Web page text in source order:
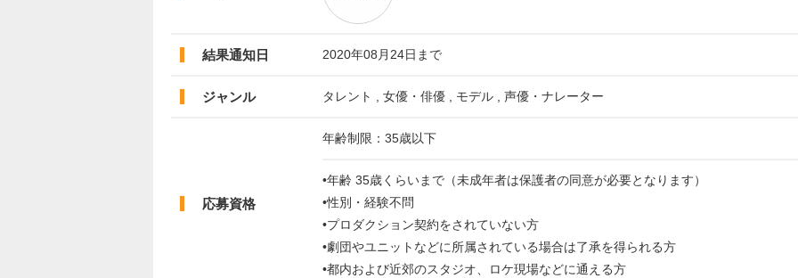
結果通知日 2020年08月24日まで
ジャンル タレント , 女優・俳優 , モデル , 声優・ナレーター
応募資格
年齢制限：35歳以下
•年齢 35歳くらいまで（未成年者は保護者の同意が必要となります）
•性別・経験不問
•プロダクション契約をされていない方
•劇団やユニットなどに所属されている場合は了承を得られる方
•都内および近郊のスタジオ、ロケ現場などに通える方